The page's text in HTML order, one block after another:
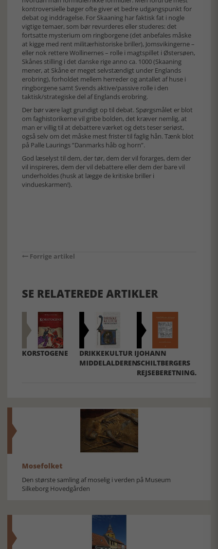
kontroversielle bøger ofte giver et bedre udgangspunkt for
debat og inddragelse. For Skaaning har faktisk fat i nogle
vigtige temaer, som bør revurderes eller studeres: det
fortsatte mysterium om ringborgene (det anbefales måske
at kigge med rent militærhistoriske briller), Jomsvikingerne –
eller nok rettere Wollinernes – rolle i magtspillet i Østersøen,
Skånes stilling i det danske rige anno ca. 1000 (Skaaning
mener, at Skåne er meget selvstændigt under Englands
erobring), forholdet mellem herreder og antallet af huse i
ringborgene samt Svends aktive/passive rolle i den
taktisk/strategiske del af Englands erobring.
Der bør være lagt grundigt op til debat. Spørgsmålet er blot
om faghistorikerne vil gribe bolden, det kræver nemlig, at
man er villig til at debattere værket og dets teser seriøst,
også selv om det måske mest frister til faglig hån. Tænk blot
på Palle Laurings ”Danmarks håb og horn”.
God læselyst til dem, der tør, dem der vil forarges, dem der
vil inspireres, dem der vil debattere eller dem der bare vil
underholdes (husk at lægge de kritiske briller i
vindueskarmen!).
Forrige artikel
SE RELATEREDE ARTIKLER
KORSTOGENE
DRIKKEKULTUR I
MIDDELALDEREN
JOHANN
SCHILTBERGERS
REJSEBERETNING.
Mosefolket
Den største samling af moselig i verden på Museum
Silkeborg Hovedgården